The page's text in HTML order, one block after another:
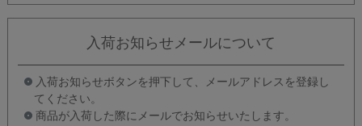
入荷お知らせメールについて
入荷お知らせボタンを押下して、メールアドレスを登録し
てください。
商品が入荷した際にメールでお知らせいたします。